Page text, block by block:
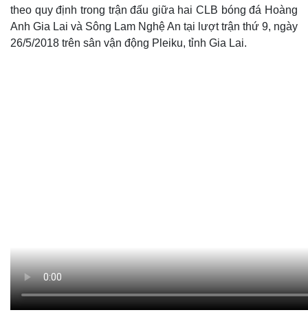
theo quy định trong trận đấu giữa hai CLB bóng đá Hoàng
Anh Gia Lai và Sông Lam Nghệ An tại lượt trận thứ 9, ngày
26/5/2018 trên sân vận động Pleiku, tỉnh Gia Lai.